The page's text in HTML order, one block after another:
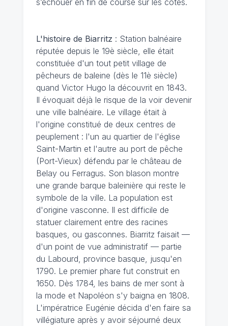
s’échouer en fin de course sur les côtes.
L'histoire de Biarritz : Station balnéaire
réputée depuis le 19è siècle, elle était
constituée d'un tout petit village de
pêcheurs de baleine (dès le 11è siècle)
quand Victor Hugo la découvrit en 1843.
Il évoquait déjà le risque de la voir devenir
une ville balnéaire. Le village était à
l'origine constitué de deux centres de
peuplement : l'un au quartier de l'église
Saint-Martin et l'autre au port de pêche
(Port-Vieux) défendu par le château de
Belay ou Ferragus. Son blason montre
une grande barque baleinière qui reste le
symbole de la ville. La population est
d'origine vasconne. Il est difficile de
statuer clairement entre des racines
basques, ou gasconnes. Biarritz faisait —
d'un point de vue administratif — partie
du Labourd, province basque, jusqu'en
1790. Le premier phare fut construit en
1650. Dès 1784, les bains de mer sont à
la mode et Napoléon s'y baigna en 1808.
L'impératrice Eugénie décida d'en faire sa
villégiature après y avoir séjourné deux